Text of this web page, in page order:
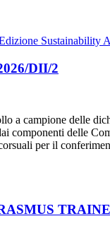
DII/2
a campione delle
componenti delle
per il